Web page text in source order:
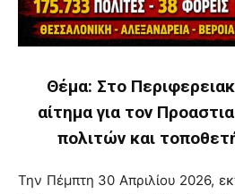
Θέμα: Στο
αίτημα για τον
πολιτών και
Την Πέμπτη 30 Απριλίου 2026,